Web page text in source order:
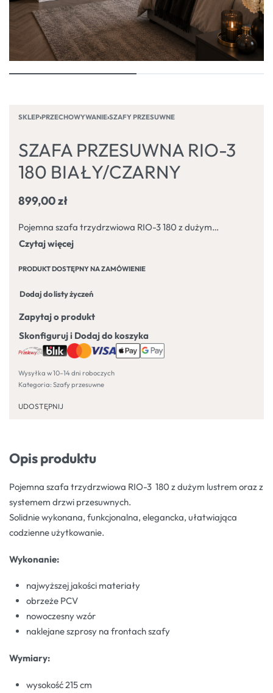
SKLEP›PRZECHOWYWANIE›SZAFY PRZESUWNE
SZAFA PRZESUWNA RIO-3
180 BIAŁY/CZARNY
899,00zł
Pojemna szafa trzydrzwiowa RIO-3 180 z dużym lustrem oraz z systemem drzwi przesuwnych. Solidnie wykonana, funkcjonalna, elegancka, ułatwiająca codzienne użytkowanie.
PRODUKT DOSTĘPNY NA ZAMÓWIENIE
Dodaj do listy życzeń
Zapytaj o produkt
Skonfiguruj i Dodaj do koszyka
Wysyłka w 10–14 dni roboczych
Kategoria: Szafy przesuwne
UDOSTĘPNIJ
Opis produktu
Pojemna szafa trzydrzwiowa RIO-3 180 z dużym lustrem oraz z
systemem drzwi przesuwnych.
Solidnie wykonana, funkcjonalna, elegancka, ułatwiająca
codzienne użytkowanie.
Wykonanie:
najwyższej jakości materiały
obrzeże PCV
nowoczesny wzór
naklejane szprosy na frontach szafy
Wymiary:
wysokość 215 cm